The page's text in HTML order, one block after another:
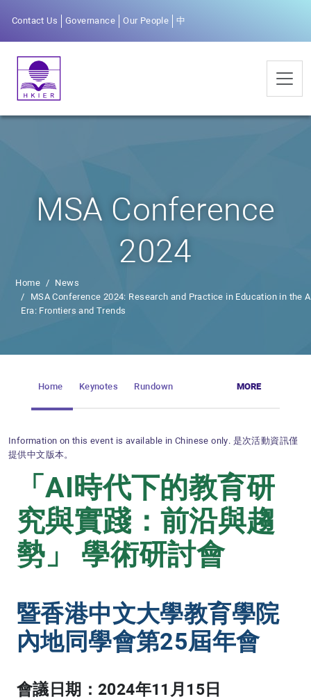
Contact Us Governance Our People 中
Home
News
MSA Conference 2024: Research and Practice in Education in the
Era: Frontiers and Trends
MSA Conference
2024
Home Keynotes Rundown MORE
Information on this event is available in Chinese only. 是次活動資訊僅
提供中文版本。
「AI時代下的教育研
究與實踐：前沿與趨
勢」 學術研討會
暨香港中文大學教育學院
內地同學會第25屆年會
會議日期：2024年11月15日